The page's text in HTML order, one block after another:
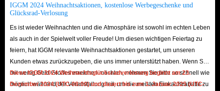
transparent communication with customers throughout the purchasing
secure buying experience that meets the needs of Bayside High School
players.
In conclusion, the demand for Bayside High School items is on the rise,
IGGM 2024 Weihnachtsaktionen, kostenlose Werbegeschenke und
Glücksrad-Verlosung
Es ist wieder Weihnachten und die Atmosphäre ist sowohl im echten Leben
als auch in der Spielwelt voller Freude! Um diesen wichtigen Feiertag zu
feiern, hat IGGM relevante Weihnachtsaktionen gestartet, um unseren
Kunden etwas zurückzugeben, die uns immer unterstützt haben. Wenn Sie
mit wenig Geld Großes erreichen möchten, nehmen Sie bitte so schnell wie
möglich während der Veranstaltung teil, um die meisten Einkaufsrabatte zu
Diese IGGM 2024 Weihnachtsglücksradverlosung beginnt am 23.
Dezember 2024 (UTC-08:00) und dauert bis zum 1. Januar 2025 (UTC-